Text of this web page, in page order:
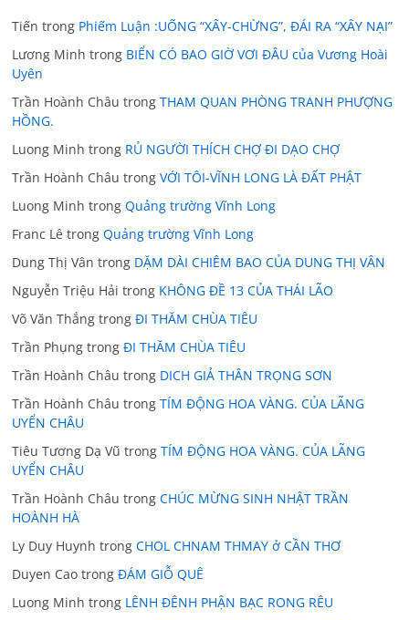
Tiến trong Phiếm Luận :UỐNG “XÂY-CHỪNG”, ĐÁI RA “XÂY NẠI”
Lương Minh trong BIỂN CÓ BAO GIỜ VƠI ĐÂU của Vương Hoài
Uyên
Trần Hoành Châu trongTHAM QUAN PHÒNG TRANH PHƯỢNG
HỒNG.
Luong Minh trong RỦ NGƯỜI THÍCH CHỢ ĐI DẠO CHỢ
Trần Hoành Châu trongVỚI TÔI-VĨNH LONG LÀ ĐẤT PHẬT
Luong Minh trongQuảng trường Vĩnh Long
Franc Lê trongQuảng trường Vĩnh Long
Dung Thị Vân trong DẶM DÀI CHIÊM BAO CỦA DUNG THỊ VÂN
Nguyễn Triệu Hải trong KHÔNG ĐỀ 13 CỦA THÁI LÃO
Võ Văn Thắng trongĐI THĂM CHÙA TIÊU
Trần Phụng trongĐI THĂM CHÙA TIÊU
Trần Hoành Châu trong DICH GIẢ THÂN TRỌNG SƠN
Trần Hoành Châu trongTÍM ĐỘNG HOA VÀNG. CỦA LÃNG
UYỂN CHÂU
Tiêu Tương Dạ Vũ trongTÍM ĐỘNG HOA VÀNG. CỦA LÃNG
UYỂN CHÂU
Trần Hoành Châu trongCHÚC MỪNG SINH NHẬT TRẦN
HOÀNH HÀ
Ly Duy Huynh trongCHOL CHNAM THMAY ở CẦN THƠ
Duyen Cao trongĐÁM GIỖ QUÊ
Luong Minh trong LÊNH ĐÊNH PHẬN BẠC RONG RÊU